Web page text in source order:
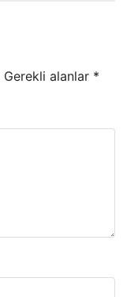
Gerekli alanlar *